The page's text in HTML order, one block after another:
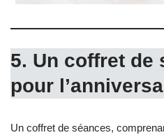
5. Un coffret de
pour
Un coffret de séances,